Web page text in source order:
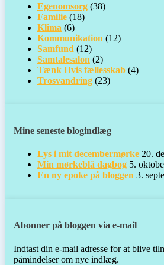
Egenomsorg (38)
Familie (18)
Klima (6)
Kommunikation (12)
Samfund (12)
Samtalesalon (2)
Tænk Hvis fællesskab (4)
Trosvandring (23)
Mine seneste blogindlæg
Lys i mit decembermørke 20.
Min mørkeblå dagbog 5.
En ny epoke på bloggen 3.
Abonner på bloggen via e-mail
Indtast din e-mail adresse for at blive
påmindelser om nye indlæg.